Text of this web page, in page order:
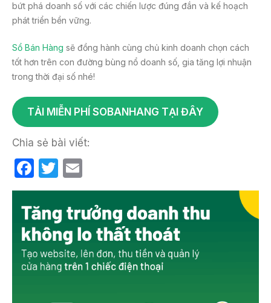
bứt phá doanh số với các chiến lược đúng đắn và kế hoạch
phát triển bền vững.
Sổ Bán Hàng sẽ đồng hành cùng chủ kinh doanh chọn cách
tốt hơn trên con đường bùng nổ doanh số, gia tăng lợi nhuận
trong thời đại số nhé!
TẢI MIỄN PHÍ SOBANHANG TẠI ĐÂY
Chia sẻ bài viết:
F
a
c
e
b
o
T
w
itt
er
m
ail